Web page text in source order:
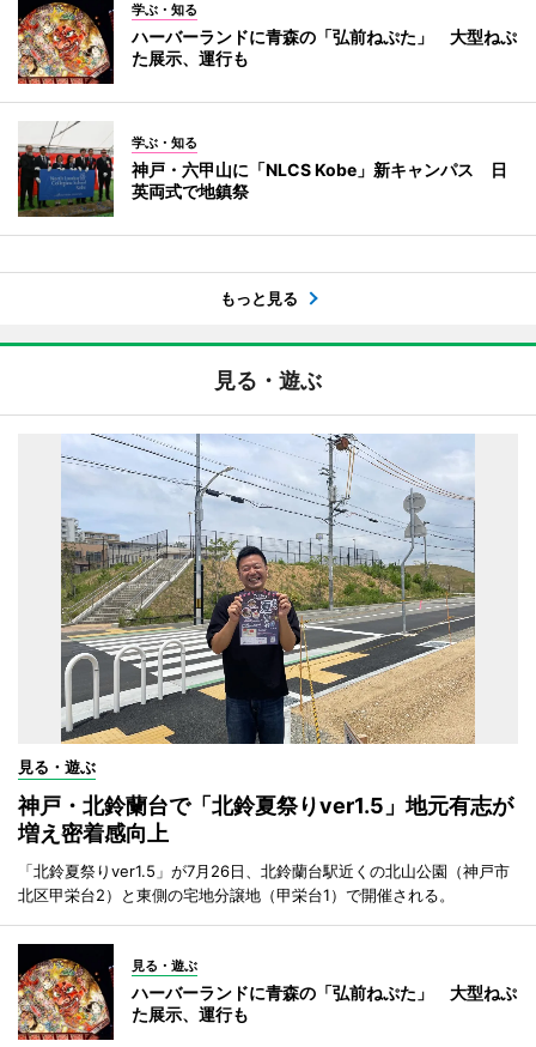
学ぶ・知る
ハーバーランドに青森の「弘前ねぷた」 大型ねぷ
た展示、運行も
学ぶ・知る
神戸・六甲山に「NLCS Kobe」新キャンパス 日
英両式で地鎮祭
もっと見る
見る・遊ぶ
見る・遊ぶ
神戸・北鈴蘭台で「北鈴夏祭りver1.5」地元有志が
増え密着感向上
「北鈴夏祭りver1.5」が7月26日、北鈴蘭台駅近くの北山公園（神戸市
北区甲栄台2）と東側の宅地分譲地（甲栄台1）で開催される。
見る・遊ぶ
ハーバーランドに青森の「弘前ねぷた」 大型ねぷ
た展示、運行も